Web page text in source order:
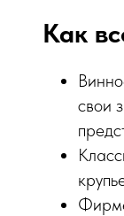
Как
свои